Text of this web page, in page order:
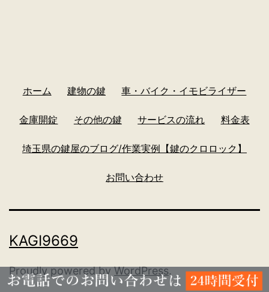
ホーム 建物の鍵 車・バイク・イモビライザー
金庫開錠 その他の鍵 サービスの流れ 料金表
埼玉県の鍵屋のブログ/作業実例【鍵のクロロック】
お問い合わせ
KAGI9669
Proudly powered byWordPress.